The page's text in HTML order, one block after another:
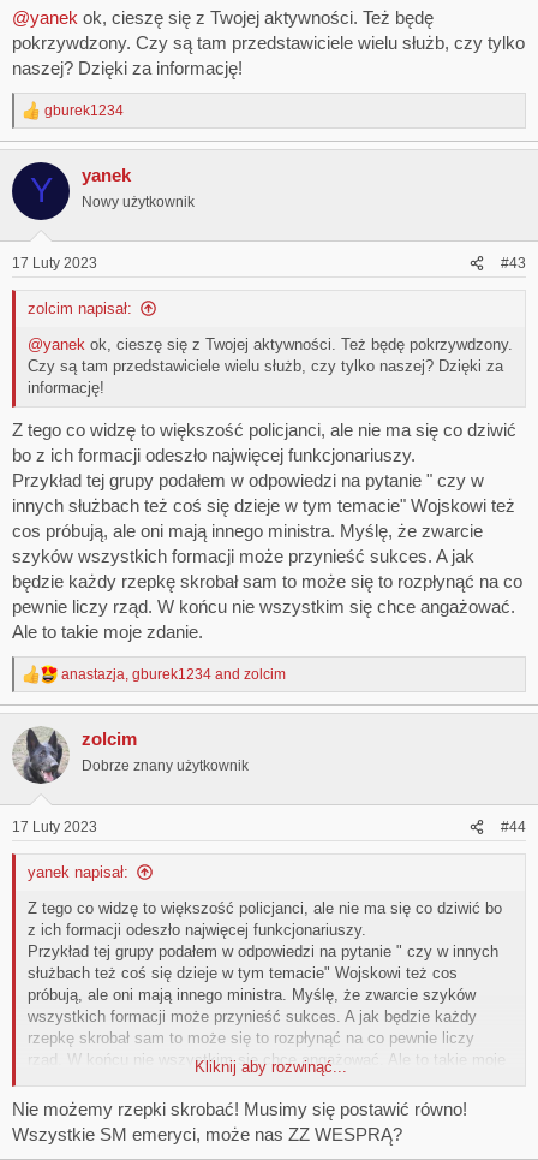
@yanek ok, cieszę się z Twojej aktywności. Też będę
pokrzywdzony. Czy są tam przedstawiciele wielu służb, czy tylko
naszej? Dzięki za informację!
R
e
c
i
s
:
gburek1234
Y yanek
Nowy użytkownik
17 Luty 2023 #43
zolcim napisał:
@yanek ok, cieszę się z Twojej aktywności. Też będę pokrzywdzony.
Czy są tam przedstawiciele wielu służb, czy tylko naszej? Dzięki za
informację!
Z tego co widzę to większość policjanci, ale nie ma się co dziwić
bo z ich formacji odeszło najwięcej funkcjonariuszy.
Przykład tej grupy podałem w odpowiedzi na pytanie " czy w
innych służbach też coś się dzieje w tym temacie" Wojskowi też
cos próbują, ale oni mają innego ministra. Myślę, że zwarcie
szyków wszystkich formacji może przynieść sukces. A jak
będzie każdy rzepkę skrobał sam to może się to rozpłynąć na co
pewnie liczy rząd. W końcu nie wszystkim się chce angażować.
Ale to takie moje zdanie.
R
e
c
t
i
s
:
anastazja gburek1234 and zolcim
zolcim
Dobrze znany użytkownik
17 Luty 2023 #44
yanek napisał:
Z tego co widzę to większość policjanci, ale nie ma się co dziwić bo
z ich formacji odeszło najwięcej funkcjonariuszy.
Przykład tej grupy podałem w odpowiedzi na pytanie " czy w innych
służbach też coś się dzieje w tym temacie" Wojskowi też cos
próbują, ale oni mają innego ministra. Myślę, że zwarcie szyków
wszystkich formacji może przynieść sukces. A jak będzie każdy
rzepkę skrobał sam to może się to rozpłynąć na co pewnie liczy
rząd. W końcu nie wszystkim się chce angażować. Ale to takie moje
Kliknij aby rozwinąć...
Nie możemy rzepki skrobać! Musimy się postawić równo!
Wszystkie SM emeryci, może nas ZZ WESPRĄ?